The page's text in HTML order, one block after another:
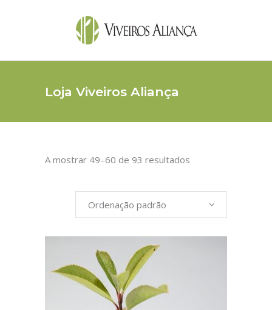
Loja Viveiros Aliança
A mostrar 49–60 de 93 resultados
Ordenação padrão